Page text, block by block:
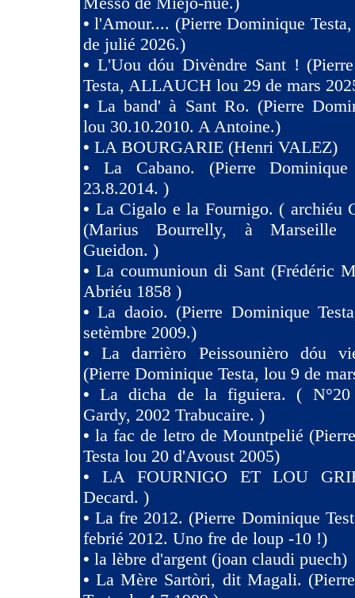
•l'Amour.... (Pierre Dominique
de julié 2026.)
• L'Uou dóu Divèndre Sant !
Testa, ALLAUCH lou 29 de mars
•La band' à Sant Ro. (Pierre
lou 30.10.2010. A Antoine.)
• LA BOURGARIE (Henri VALEZ)
• La Cabano. (Pierre
23.8.2014. )
• La Cigalo e la Fournigo. ( archiéu
(Marius Bourrelly, à Marseille
Gueidon. )
• La coumunioun di Sant (Frédéric
Abriéu 1858 )
•La daoio. (Pierre Dominique
setèmbre 2009.)
•La darrièro Peissounièro dóu
(Pierre Dominique Testa, lou 9 de
•La dicha de la figuiera. (
Gardy, 2002 Trabucaire. )
•la fac de letro de Mountpelié
Testa lou 20 d'Avoust 2005)
• LA FOURNIGO ET LOU
Decard. )
•La fre 2012. (Pierre Dominique
febrié 2012. Uno fre de loup -10 !)
• la lèbre d'argent (joan claudi puech)
•La Mère Sartòri, dit Magali.